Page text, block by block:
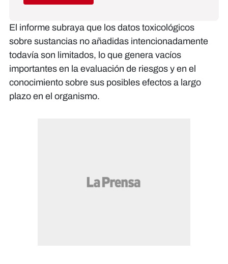
El informe subraya que los datos toxicológicos
sobre sustancias no añadidas intencionadamente
todavía son limitados, lo que genera vacíos
importantes en la evaluación de riesgos y en el
conocimiento sobre sus posibles efectos a largo
plazo en el organismo.